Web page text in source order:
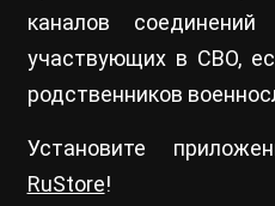
каналов
участвующих в СВО,
родственников
Установите
RuStore!